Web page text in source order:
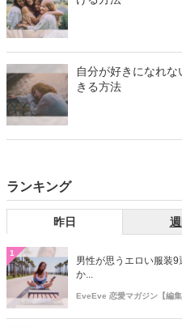
自分が好きになれ
きる方法
ランキング
昨日
1
男性が思うエロい服装
か...
EveEve 恋愛マガジン【編集